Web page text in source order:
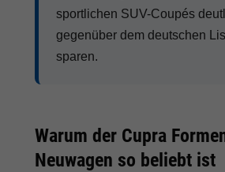
sportlichen SUV-Coupés
gegenüber dem deutschen
sparen.
Warum der Cupra
Neuwagen so beliebt ist